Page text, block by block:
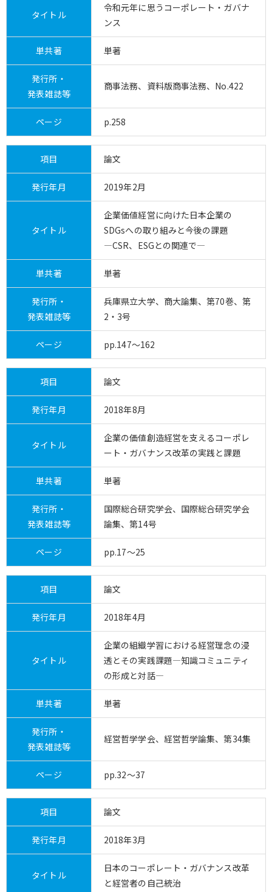
タイトル
令和元年に思うコーポレート・ガバナ
ンス
単共著 単著
発行所・
発表雑誌等
商事法務、資料版商事法務、No.422
ページ p.258
項目 論文
発行年月 2019年2月
タイトル
企業価値経営に向けた日本企業の
SDGsへの取り組みと今後の課題
―CSR、ESGとの関連で―
単共著 単著
発行所・
発表雑誌等
兵庫県立大学、商大論集、第70巻、第
2・3号
ページ pp.147～162
項目 論文
発行年月 2018年8月
タイトル
企業の価値創造経営を支えるコーポレ
ート・ガバナンス改革の実践と課題
単共著 単著
発行所・
発表雑誌等
国際総合研究学会、国際総合研究学会
論集、第14号
ページ pp.17～25
項目 論文
発行年月 2018年4月
タイトル
企業の組織学習における経営理念の浸
透とその実践課題―知識コミュニティ
の形成と対話―
単共著 単著
発行所・
発表雑誌等
経営哲学学会、経営哲学論集、第34集
ページ pp.32～37
項目 論文
発行年月 2018年3月
タイトル
日本のコーポレート・ガバナンス改革
と経営者の自己統治